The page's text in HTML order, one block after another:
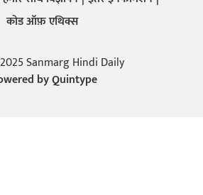
कोड ऑफ़ एथिक्स
Sanmarg Hindi Daily
byQuintype